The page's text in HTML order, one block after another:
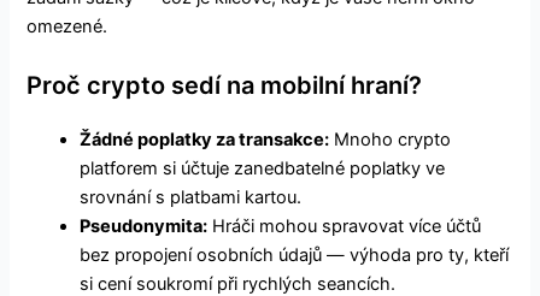
omezené.
Proč crypto sedí na mobilní hraní?
Žádné poplatky za transakce: Mnoho crypto
platforem si účtuje zanedbatelné poplatky ve
srovnání s platbami kartou.
Pseudonymita: Hráči mohou spravovat více účtů
bez propojení osobních údajů — výhoda pro ty, kteří
si cení soukromí při rychlých seancích.